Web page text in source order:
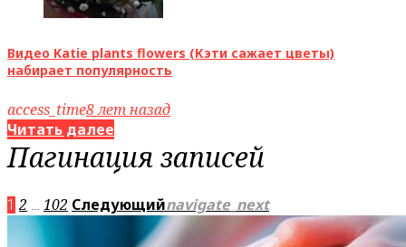
Видео Katie plants flowers (Кэти сажает цветы)
набирает популярность
access_time8 лет назад
Читать далее
Пагинация записей
1 2 … 102 Следующийnavigate_next